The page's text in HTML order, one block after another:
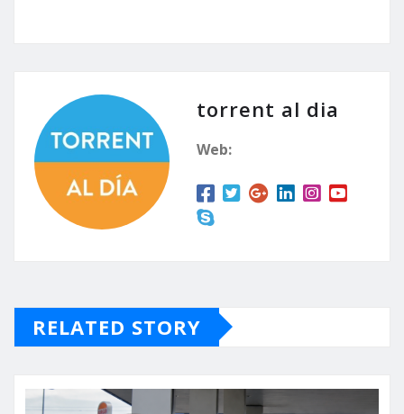
torrent al dia
Web:
RELATED STORY